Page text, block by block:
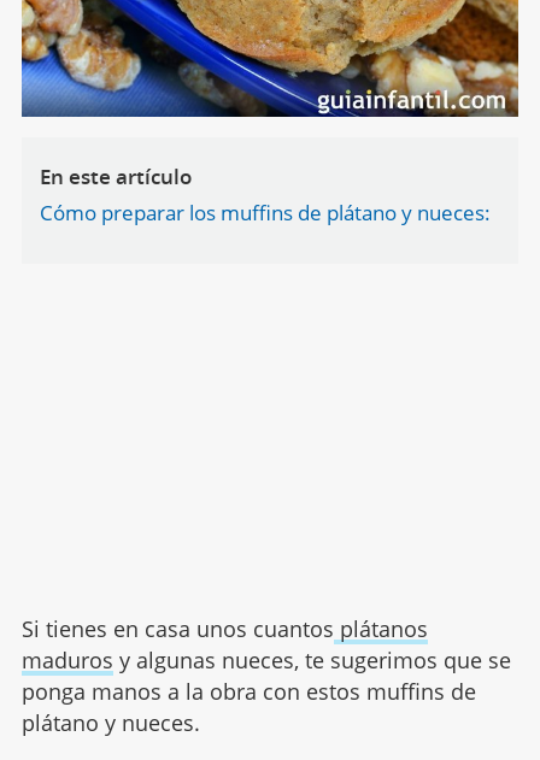
En este artículo
Cómo preparar los muffins de plátano y nueces:
Si tienes en casa unos cuantos plátanos
maduros y algunas nueces, te sugerimos que se
ponga manos a la obra con estos muffins de
plátano y nueces.